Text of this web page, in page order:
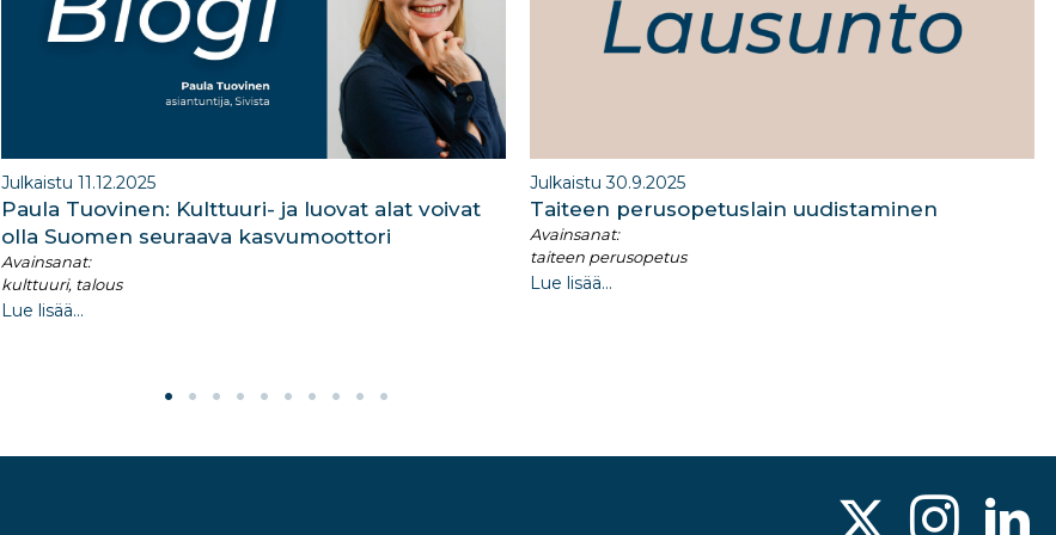
Julkaistu 11.12.2025
Paula Tuovinen: Kulttuuri- ja luovat alat voivat
olla Suomen seuraava kasvumoottori
Avainsanat:
kulttuuri, talous
Lue lisää...
Julkaistu 30.9.2025
Taiteen perusopetuslain uudistaminen​
Avainsanat:
taiteen perusopetus
Lue lisää...